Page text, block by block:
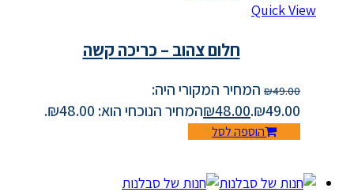
Quick View
חלום צהוב – כריכה קשה
₪49.00
המחיר המקורי היה:
₪49.00.
₪48.00 המחיר הנוכחי הוא: ₪48.00.
הוספה לסל